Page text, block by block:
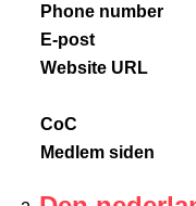
Phone number
E-post
Website URL
CoC
Medlem siden